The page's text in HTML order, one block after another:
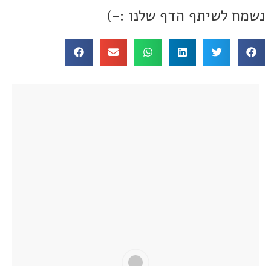
נשמח לשיתף הדף שלנו :-)